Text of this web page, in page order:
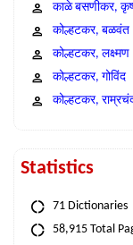
काळे बसणीकर,
कोल्हटकर, बळवंत
कोल्हटकर, लक्ष्मण
कोल्हटकर, गोविंद
कोल्हटकर,
Statistics
71 Dictionaries
58,915 Total